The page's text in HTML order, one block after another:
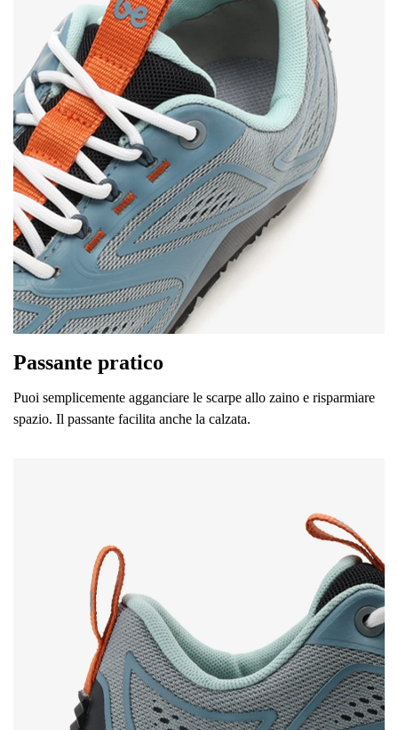
Seleziona il paese di consegna
Seleziona una lingua
Passante pratico
Puoi semplicemente agganciare le scarpe allo zaino e risparmiare
spazio. Il passante facilita anche la calzata.
Valutazione del testo